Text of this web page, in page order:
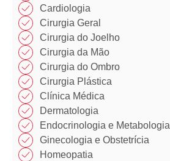
Cardiologia
Cirurgia Geral
Cirurgia do Joelho
Cirurgia da Mão​
Cirurgia do Ombro​​
Cirurgia Plástica​​
Clínica Médica​​
Dermatologia
Endocrinologia e Metabologia​
Ginecologia e Obstetrícia
Homeopatia​